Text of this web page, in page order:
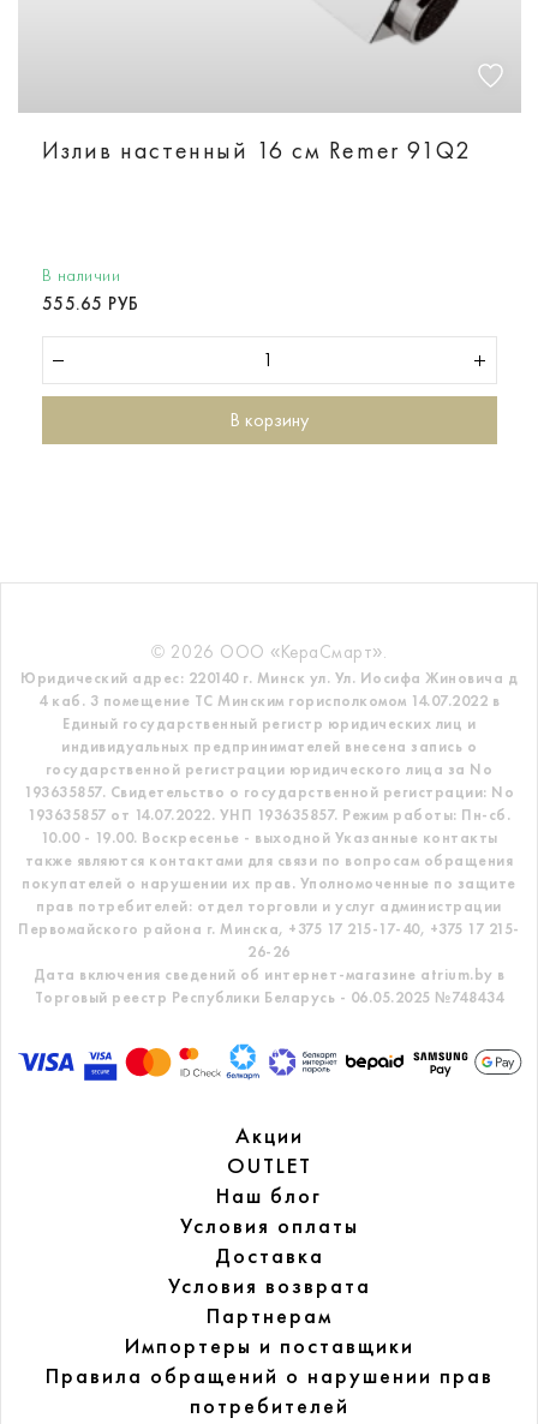
Излив настенный 16 см Remer 91Q2
В наличии
555.65 РУБ
В корзину
© 2026 ООО «КераСмарт».
Юридический адрес: 220140 г. Минск ул. Ул. Иосифа Жиновича д
4 каб. 3 помещение ТС Минским горисполкомом 14.07.2022 в
Единый государственный регистр юридических лиц и
индивидуальных предпринимателей внесена запись о
государственной регистрации юридического лица за No
193635857. Свидетельство о государственной регистрации: No
193635857 от 14.07.2022. УНП 193635857. Режим работы: Пн-сб.
10.00 - 19.00. Воскресенье - выходной Указанные контакты
также являются контактами для связи по вопросам обращения
покупателей о нарушении их прав. Уполномоченные по защите
прав потребителей: отдел торговли и услуг администрации
Первомайского района г. Минска, +375 17 215-17-40, +375 17 215-
26-26
Дата включения сведений об интернет-магазине atrium.by в
Торговый реестр Республики Беларусь - 06.05.2025 №748434
Акции
OUTLET
Наш блог
Условия оплаты
Доставка
Условия возврата
Партнерам
Импортеры и поставщики
Правила обращений о нарушении прав
потребителей